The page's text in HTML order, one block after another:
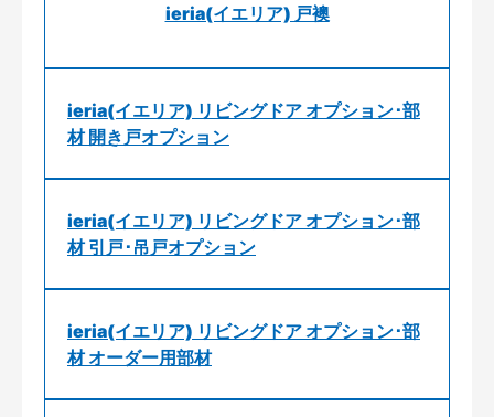
ieria(イエリア) 戸襖
ieria(イエリア) リビングドア オプション･部
材 開き戸オプション
ieria(イエリア) リビングドア オプション･部
材 引戸･吊戸オプション
ieria(イエリア) リビングドア オプション･部
材 オーダー用部材